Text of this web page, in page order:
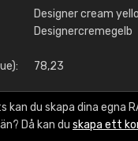
Designer cream
Designercremegelb
78,23
kan du skapa dina egna
Då kan du skapa ett